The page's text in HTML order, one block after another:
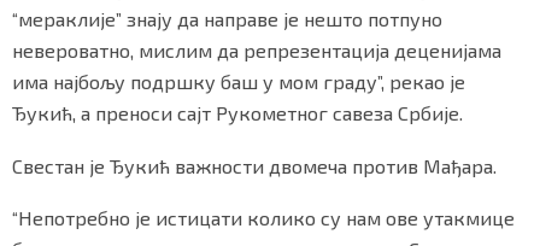
“мераклије” знају да направе је нешто потпуно
невероватно, мислим да репрезентација деценијама
има најбољу подршку баш у мом граду”, рекао је
Ђукић, а преноси сајт Рукометног савеза Србије.
Свестан је Ђукић важности двомеча против Мађара.
“Непотребно је истицати колико су нам ове утакмице
ПРЕУЗМИТЕ НАШУ АПЛИКАЦИЈУ